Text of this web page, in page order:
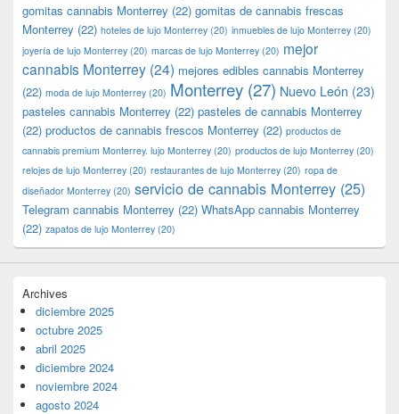
gomitas cannabis Monterrey (22) gomitas de cannabis frescas
Monterrey (22) hoteles de lujo Monterrey (20) inmuebles de lujo Monterrey (20)
joyería de lujo Monterrey (20) marcas de lujo Monterrey (20) mejor
cannabis Monterrey (24) mejores edibles cannabis Monterrey
(22) moda de lujo Monterrey (20) Monterrey (27) Nuevo León (23)
pasteles cannabis Monterrey (22) pasteles de cannabis Monterrey
(22) productos de cannabis frescos Monterrey (22) productos de
cannabis premium Monterrey. lujo Monterrey (20) productos de lujo Monterrey (20)
relojes de lujo Monterrey (20) restaurantes de lujo Monterrey (20) ropa de
diseñador Monterrey (20) servicio de cannabis Monterrey (25)
Telegram cannabis Monterrey (22) WhatsApp cannabis Monterrey
(22) zapatos de lujo Monterrey (20)
Archives
diciembre 2025
octubre 2025
abril 2025
diciembre 2024
noviembre 2024
agosto 2024